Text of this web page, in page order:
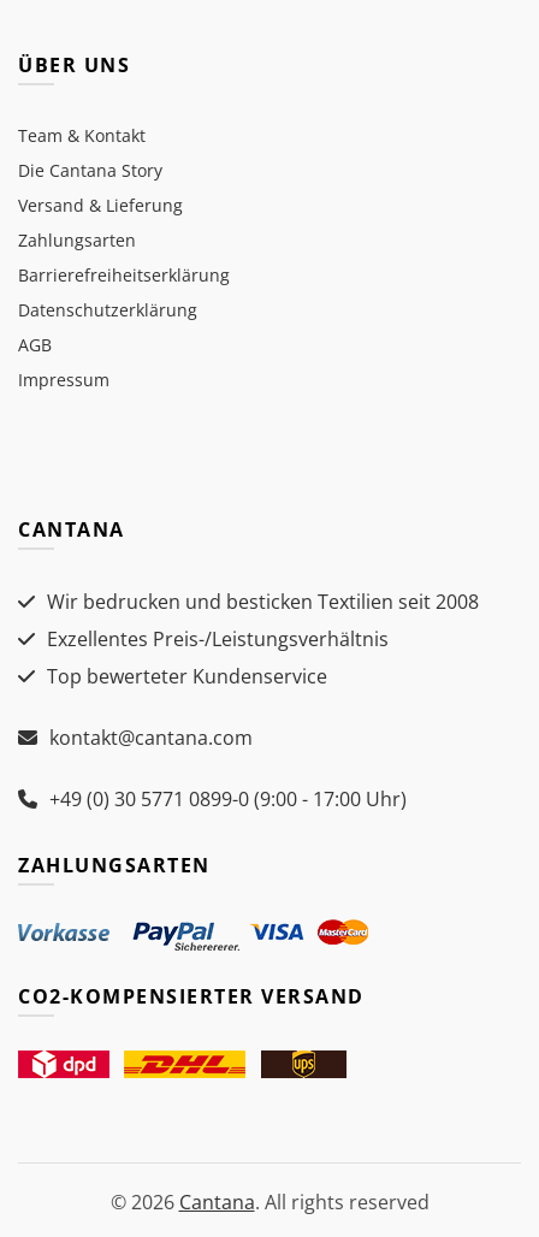
ÜBER UNS
Team & Kontakt
Die Cantana Story
Versand & Lieferung
Zahlungsarten
Barrierefreiheitserklärung
Datenschutzerklärung
AGB
Impressum
CANTANA
Wir bedrucken und besticken Textilien seit 2008
Exzellentes Preis-/Leistungsverhältnis
Top bewerteter Kundenservice
kontakt@cantana.com
+49 (0) 30 5771 0899-0 (9:00 - 17:00 Uhr)
ZAHLUNGSARTEN
CO2-KOMPENSIERTER VERSAND
© 2026 Cantana. All rights reserved